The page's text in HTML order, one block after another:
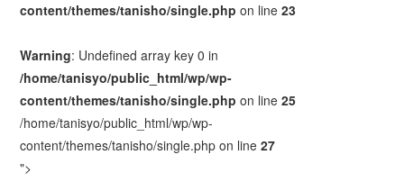
content/themes/tanisho/single.php on line23
Warning: Undefined array key 0 in
/home/tanisyo/public_html/wp/wp-
content/themes/tanisho/single.php on line25
/home/tanisyo/public_html/wp/wp-
content/themes/tanisho/single.php on line27
">